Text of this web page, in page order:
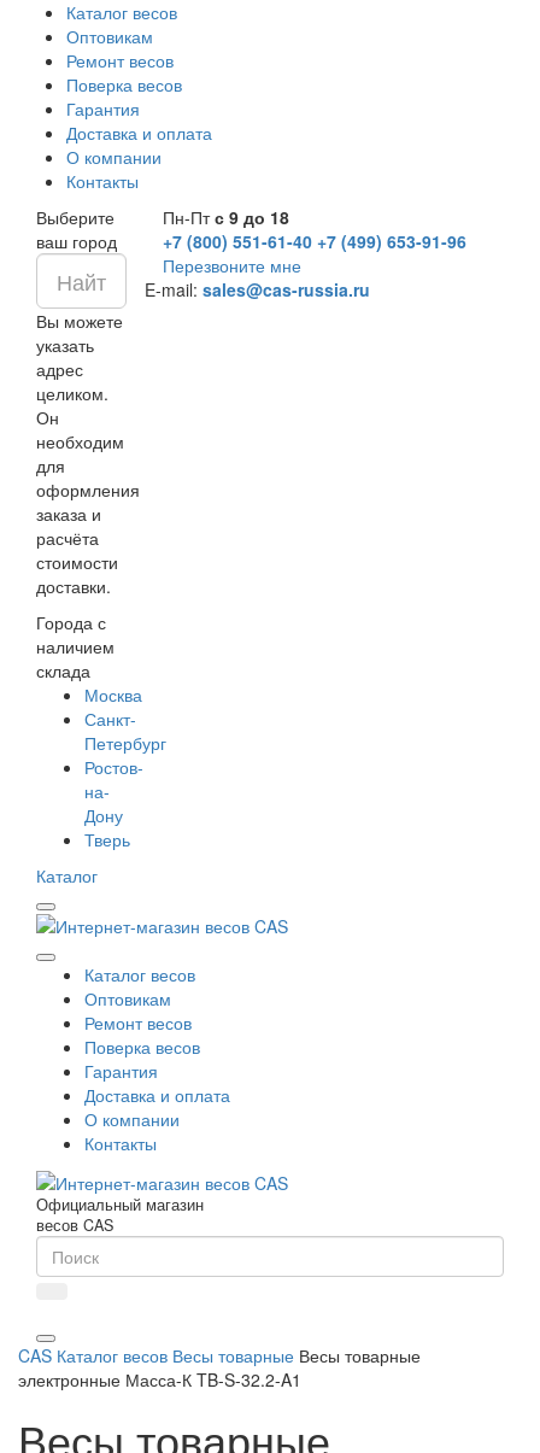
Каталог весов
Оптовикам
Ремонт весов
Поверка весов
Гарантия
Доставка и оплата
О компании
Контакты
Выберите
ваш город
Вы можете
указать
адрес
целиком.
Он
необходим
для
оформления
заказа и
расчёта
стоимости
доставки.
Города с
наличием
склада
Москва
Санкт-
Петербург
Ростов-
на-
Дону
Тверь
Пн-Птс 9 до 18
+7 (800) 551-61-40 +7 (499) 653-91-96
Перезвоните мне
E-mail: sales@cas-russia.ru
Каталог
Каталог весов
Оптовикам
Ремонт весов
Поверка весов
Гарантия
Доставка и оплата
О компании
Контакты
Официальный магазин
весов CAS
CAS Каталог весов Весы товарные Весы товарные
электронные Масса-К TB-S-32.2-A1
Весы товарные